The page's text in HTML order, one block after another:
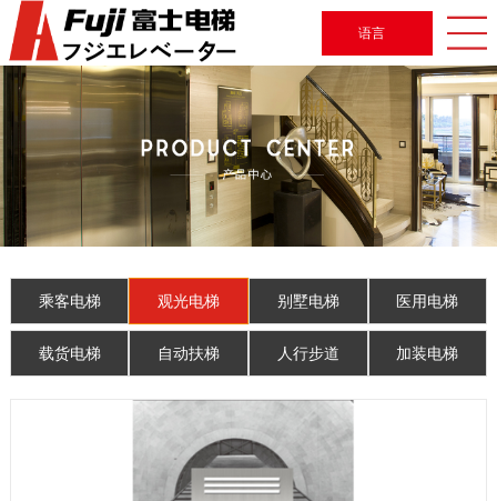
语言
乘客电梯 观光电梯 别墅电梯 医用电梯
载货电梯 自动扶梯 人行步道 加装电梯